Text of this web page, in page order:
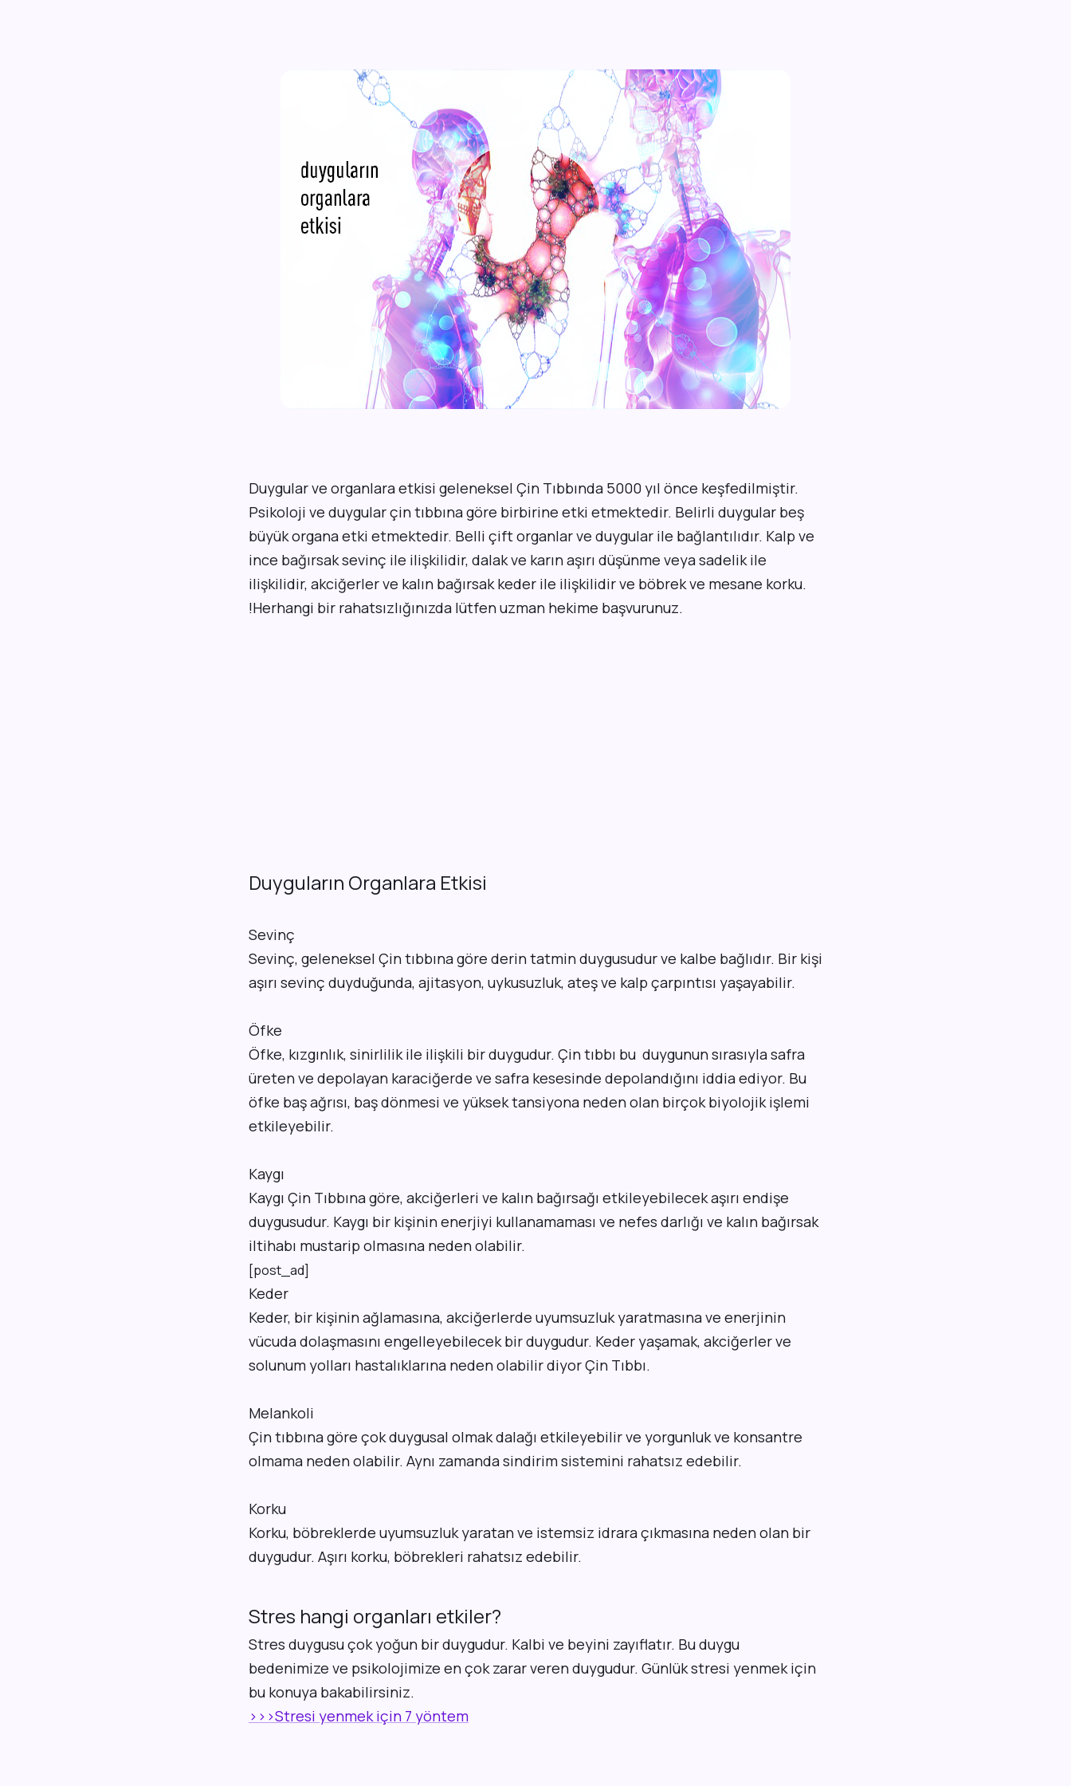
Duygular ve organlara etkisi geleneksel Çin Tıbbında 5000 yıl önce keşfedilmiştir.
Psikoloji ve duygular çin tıbbına göre birbirine etki etmektedir. Belirli duygular beş
büyük organa etki etmektedir. Belli çift organlar ve duygular ile bağlantılıdır. Kalp ve
ince bağırsak sevinç ile ilişkilidir, dalak ve karın aşırı düşünme veya sadelik ile
ilişkilidir, akciğerler ve kalın bağırsak keder ile ilişkilidir ve böbrek ve mesane korku.
!Herhangi bir rahatsızlığınızda lütfen uzman hekime başvurunuz.
Duyguların Organlara Etkisi
Sevinç
Sevinç, geleneksel Çin tıbbına göre derin tatmin duygusudur ve kalbe bağlıdır. Bir kişi
aşırı sevinç duyduğunda, ajitasyon, uykusuzluk, ateş ve kalp çarpıntısı yaşayabilir.
Öfke
Öfke, kızgınlık, sinirlilik ile ilişkili bir duygudur. Çin tıbbı bu duygunun sırasıyla safra
üreten ve depolayan karaciğerde ve safra kesesinde depolandığını iddia ediyor. Bu
öfke baş ağrısı, baş dönmesi ve yüksek tansiyona neden olan birçok biyolojik işlemi
etkileyebilir.
Kaygı
Kaygı Çin Tıbbına göre, akciğerleri ve kalın bağırsağı etkileyebilecek aşırı endişe
duygusudur. Kaygı bir kişinin enerjiyi kullanamaması ve nefes darlığı ve kalın bağırsak
iltihabı mustarip olmasına neden olabilir.
[post_ad]
Keder
Keder, bir kişinin ağlamasına, akciğerlerde uyumsuzluk yaratmasına ve enerjinin
vücuda dolaşmasını engelleyebilecek bir duygudur. Keder yaşamak, akciğerler ve
solunum yolları hastalıklarına neden olabilir diyor Çin Tıbbı.
Melankoli
Çin tıbbına göre çok duygusal olmak dalağı etkileyebilir ve yorgunluk ve konsantre
olmama neden olabilir. Aynı zamanda sindirim sistemini rahatsız edebilir.
Korku
Korku, böbreklerde uyumsuzluk yaratan ve istemsiz idrara çıkmasına neden olan bir
duygudur. Aşırı korku, böbrekleri rahatsız edebilir.
Stres hangi organları etkiler?
Stres duygusu çok yoğun bir duygudur. Kalbi ve beyini zayıflatır. Bu duygu
bedenimize ve psikolojimize en çok zarar veren duygudur. Günlük stresi yenmek için
bu konuya bakabilirsiniz.
>>>Stresi yenmek için 7 yöntem